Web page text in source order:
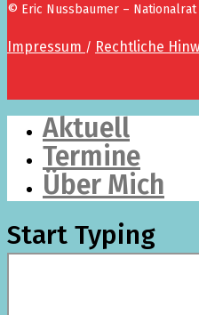
© Eric Nussbaumer – Nationalrat
Impressum / Rechtliche
Aktuell
Termine
Über Mich
Start Typing